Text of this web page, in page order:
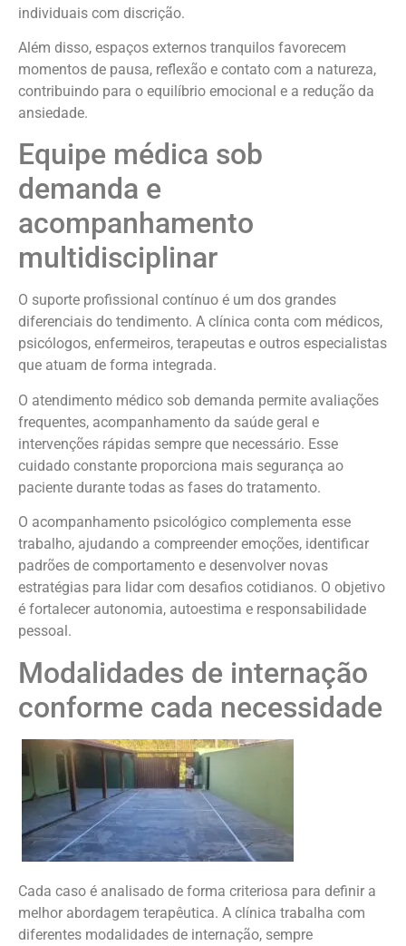
individuais com discrição.
Além disso, espaços externos tranquilos favorecem
momentos de pausa, reflexão e contato com a natureza,
contribuindo para o equilíbrio emocional e a redução da
ansiedade.
Equipe médica sob
demanda e
acompanhamento
multidisciplinar
O suporte profissional contínuo é um dos grandes
diferenciais do tendimento. A clínica conta com médicos,
psicólogos, enfermeiros, terapeutas e outros especialistas
que atuam de forma integrada.
O atendimento médico sob demanda permite avaliações
frequentes, acompanhamento da saúde geral e
intervenções rápidas sempre que necessário. Esse
cuidado constante proporciona mais segurança ao
paciente durante todas as fases do tratamento.
O acompanhamento psicológico complementa esse
trabalho, ajudando a compreender emoções, identificar
padrões de comportamento e desenvolver novas
estratégias para lidar com desafios cotidianos. O objetivo
é fortalecer autonomia, autoestima e responsabilidade
pessoal.
Modalidades de internação
conforme cada necessidade
Cada caso é analisado de forma criteriosa para definir a
melhor abordagem terapêutica. A clínica trabalha com
diferentes modalidades de internação, sempre